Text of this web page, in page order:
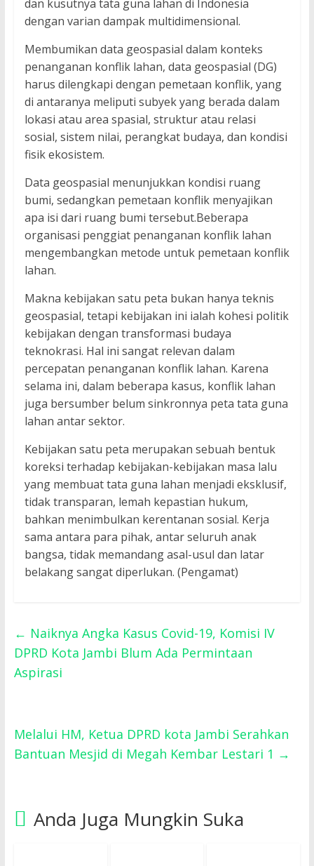
dan kusutnya tata guna lahan di Indonesia
dengan varian dampak multidimensional.
Membumikan data geospasial dalam konteks
penanganan konflik lahan, data geospasial (DG)
harus dilengkapi dengan pemetaan konflik, yang
di antaranya meliputi subyek yang berada dalam
lokasi atau area spasial, struktur atau relasi
sosial, sistem nilai, perangkat budaya, dan kondisi
fisik ekosistem.
Data geospasial menunjukkan kondisi ruang
bumi, sedangkan pemetaan konflik menyajikan
apa isi dari ruang bumi tersebut.Beberapa
organisasi penggiat penanganan konflik lahan
mengembangkan metode untuk pemetaan konflik
lahan.
Makna kebijakan satu peta bukan hanya teknis
geospasial, tetapi kebijakan ini ialah kohesi politik
kebijakan dengan transformasi budaya
teknokrasi. Hal ini sangat relevan dalam
percepatan penanganan konflik lahan. Karena
selama ini, dalam beberapa kasus, konflik lahan
juga bersumber belum sinkronnya peta tata guna
lahan antar sektor.
Kebijakan satu peta merupakan sebuah bentuk
koreksi terhadap kebijakan-kebijakan masa lalu
yang membuat tata guna lahan menjadi eksklusif,
tidak transparan, lemah kepastian hukum,
bahkan menimbulkan kerentanan sosial. Kerja
sama antara para pihak, antar seluruh anak
bangsa, tidak memandang asal-usul dan latar
belakang sangat diperlukan. (Pengamat)
← Naiknya Angka Kasus Covid-19, Komisi IV
DPRD Kota Jambi Blum Ada Permintaan
Aspirasi
Melalui HM, Ketua DPRD kota Jambi Serahkan
Bantuan Mesjid di Megah Kembar Lestari 1 →
Anda Juga Mungkin Suka